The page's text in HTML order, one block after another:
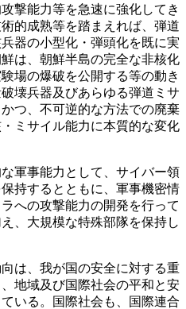
撃能力等を急速に強化してき
的成熟等を踏まえれば、弾道
器の小型化・弾頭化を既に実
は、朝鮮半島の完全な非核化
場の爆破を公開する等の動き
壊兵器及びあらゆる弾道ミサ
つ、不可逆的な方法での廃棄
ミサイル能力に本質的な変化
軍事能力として、サイバー領
持するとともに、軍事機密情
への攻撃能力の開発を行って
、大規模な特殊部隊を保持し
は、我が国の安全に対する重
地域及び国際社会の平和と安
いる。国際社会も、国際連合